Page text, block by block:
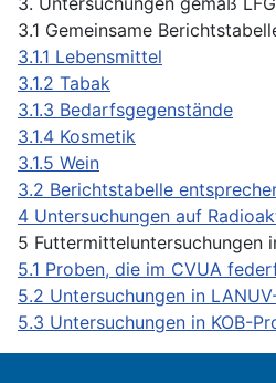
3.1 Gemeinsame
3.1.1 Lebensmittel
3.1.2 Tabak
3.1.3 Bedarfsgegenstände
3.1.4 Kosmetik
3.1.5 Wein
3.2 Berichtstabelle
4 Untersuchungen auf
5 Futtermitteluntersuchungen
5.1 Proben, die im CVUA
5.2 Untersuchungen in
5.3 Untersuchungen in KOB-